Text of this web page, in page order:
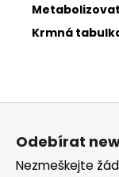
Krmná
Z
Odebírat
Nezmeškejte